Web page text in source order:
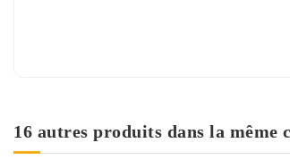
16 autres produits dans la même